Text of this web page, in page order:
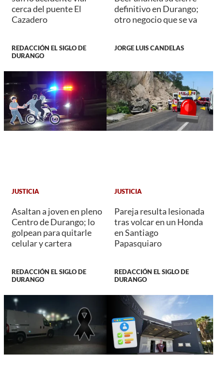
cerca del puente El
Cazadero
REDACCIÓN EL SIGLO DE
DURANGO
definitivo en Durango;
otro negocio que se va
JORGE LUIS CANDELAS
JUSTICIA
Asaltan a joven en pleno
Centro de Durango; lo
golpean para quitarle
celular y cartera
REDACCIÓN EL SIGLO DE
DURANGO
JUSTICIA
Pareja resulta lesionada
tras volcar en un Honda
en Santiago
Papasquiaro
REDACCIÓN EL SIGLO DE
DURANGO